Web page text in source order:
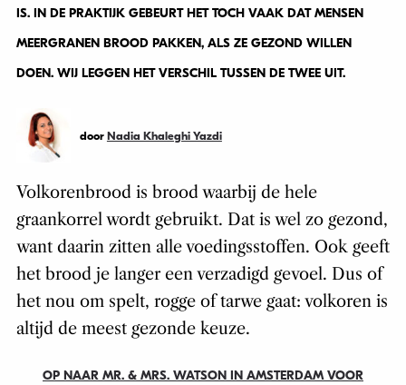
IS. IN DE PRAKTIJK GEBEURT HET TOCH VAAK DAT MENSEN
MEERGRANEN BROOD PAKKEN, ALS ZE GEZOND WILLEN
DOEN. WIJ LEGGEN HET VERSCHIL TUSSEN DE TWEE UIT.
door Nadia Khaleghi Yazdi
Volkorenbrood is brood waarbij de hele
graankorrel wordt gebruikt. Dat is wel zo gezond,
want daarin zitten alle voedingsstoffen. Ook geeft
het brood je langer een verzadigd gevoel. Dus of
het nou om spelt, rogge of tarwe gaat: volkoren is
altijd de meest gezonde keuze.
OP NAAR MR. & MRS. WATSON IN AMSTERDAM VOOR